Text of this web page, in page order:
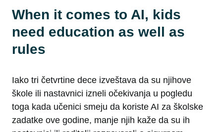
When it comes to AI, kids
need education as well as
rules
Iako tri četvrtine dece izveštava da su njihove
škole ili nastavnici izneli očekivanja u pogledu
toga kada učenici smeju da koriste AI za školske
zadatke ove godine, manje njih kaže da su ih